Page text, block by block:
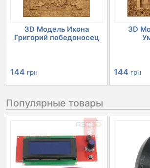
3D Модель Икона
Григорий победоносец
144 грн
3D
144 грн
Популярные товары
SALE